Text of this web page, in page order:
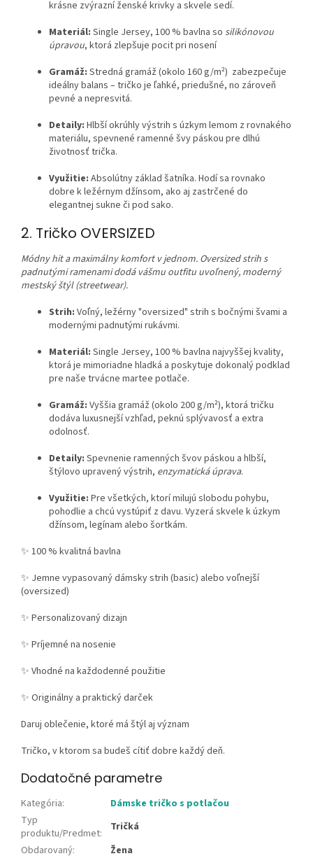
krásne zvýrazní ženské krivky a skvele sedí.
Materiál: Single Jersey, 100 % bavlna so silikónovou
úpravou, ktorá zlepšuje pocit pri nosení
Gramáž: Stredná gramáž (okolo 160 g/m²) zabezpečuje
ideálny balans – tričko je ľahké, priedušné, no zároveň
pevné a nepresvitá.
Detaily: Hlbší okrúhly výstrih s úzkym lemom z rovnakého
materiálu, spevnené ramenné švy páskou pre dlhú
životnosť trička.
Využitie: Absolútny základ šatníka. Hodí sa rovnako
dobre k ležérnym džínsom, ako aj zastrčené do
elegantnej sukne či pod sako.
2. Tričko OVERSIZED
Módny hit a maximálny komfort v jednom. Oversized strih s
padnutými ramenami dodá vášmu outfitu uvoľnený, moderný
mestský štýl (streetwear).
Strih: Voľný, ležérny "oversized" strih s bočnými švami a
modernými padnutými rukávmi.
Materiál: Single Jersey, 100 % bavlna najvyššej kvality,
ktorá je mimoriadne hladká a poskytuje dokonalý podklad
pre naše trvácne martee potlače.
Gramáž: Vyššia gramáž (okolo 200 g/m²), ktorá tričku
dodáva luxusnejší vzhľad, peknú splývavosť a extra
odolnosť.
Detaily: Spevnenie ramenných švov páskou a hlbší,
štýlovo upravený výstrih, enzymatická úprava.
Využitie: Pre všetkých, ktorí milujú slobodu pohybu,
pohodlie a chcú vystúpiť z davu. Vyzerá skvele k úzkym
džínsom, legínam alebo šortkám.
✨ 100 % kvalitná bavlna
✨ Jemne vypasovaný dámsky strih (basic) alebo voľnejší
(oversized)
✨ Personalizovaný dizajn
✨ Príjemné na nosenie
✨ Vhodné na každodenné použitie
✨ Originálny a praktický darček
Daruj oblečenie, ktoré má štýl aj význam
Tričko, v ktorom sa budeš cítiť dobre každý deň.
Dodatočné parametre
Kategória:
Dámske tričko s potlačou
Typ
produktu/Predmet:
Tričká
Obdarovaný:
Žena